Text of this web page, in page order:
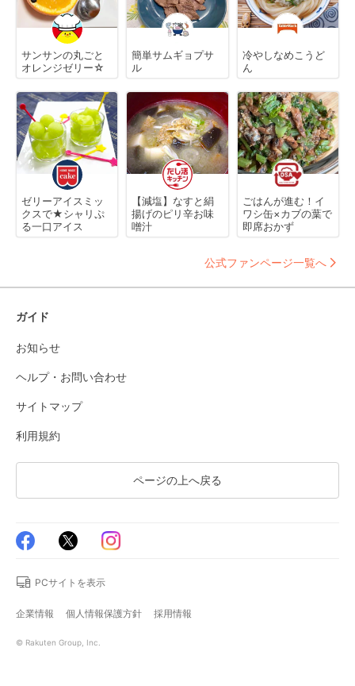
サンサンの丸ごと
オレンジゼリー☆
簡単サムギョプサ
ル
冷やしなめこうど
ん
ゼリーアイスミッ
クスで★シャリぷ
る一口アイス
【減塩】なすと絹
揚げのピリ辛お味
噌汁
ごはんが進む！イ
ワシ缶×カブの葉で
即席おかず
公式ファンページ一覧へ
ガイド
お知らせ
ヘルプ・お問い合わせ
サイトマップ
利用規約
ページの上へ戻る
PCサイトを表示
企業情報 個人情報保護方針 採用情報
© Rakuten Group, Inc.